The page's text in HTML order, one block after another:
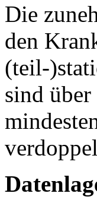
Die
den
(teil-
sind